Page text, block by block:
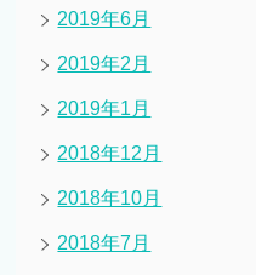
2019年6月
2019年2月
2019年1月
2018年12月
2018年10月
2018年7月